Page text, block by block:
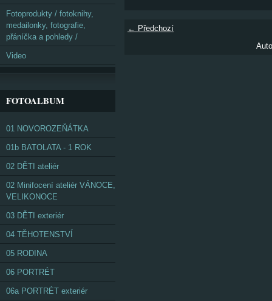
← Předchozí
Fotoprodukty / fotoknihy,
medailonky, fotografie,
přáníčka a pohledy /
Video
FOTOALBUM
01 NOVOROZEŇÁTKA
01b BATOLATA - 1 ROK
02 DĚTI ateliér
02 Minifocení ateliér VÁNOCE,
VELIKONOCE
03 DĚTI exteriér
04 TĚHOTENSTVÍ
05 RODINA
06 PORTRÉT
06a PORTRÉT exteriér